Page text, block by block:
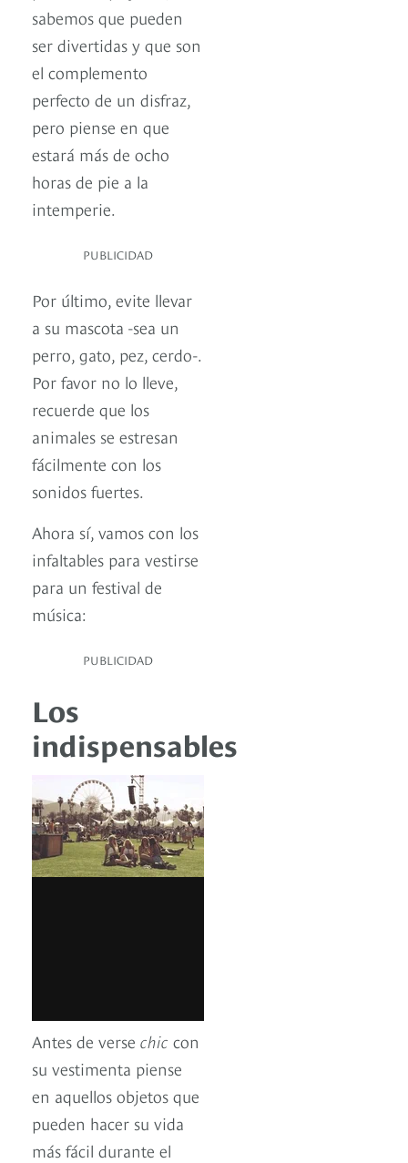
sabemos que pueden
ser divertidas y que son
el complemento
perfecto de un disfraz,
pero piense en que
estará más de ocho
horas de pie a la
intemperie.
PUBLICIDAD
Por último, evite llevar
a su mascota -sea un
perro, gato, pez, cerdo-.
Por favor no lo lleve,
recuerde que los
animales se estresan
fácilmente con los
sonidos fuertes.
Ahora sí, vamos con los
infaltables para vestirse
para un festival de
música:
PUBLICIDAD
Los
indispensables
Antes de verse chic con
su vestimenta piense
en aquellos objetos que
pueden hacer su vida
más fácil durante el